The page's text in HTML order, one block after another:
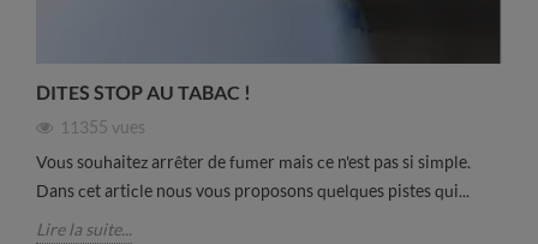
DITES STOP AU TABAC !
11355 vues
Vous souhaitez arrêter de fumer mais ce n'est pas si simple.
Dans cet article nous vous proposons quelques pistes qui...
Lire la suite...